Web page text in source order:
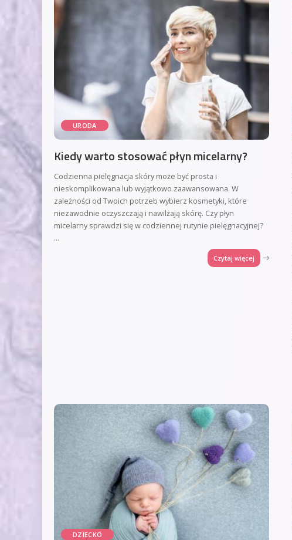
URODA
Kiedy warto stosować płyn micelarny?
Codzienna pielęgnacja skóry może być prosta i
nieskomplikowana lub wyjątkowo zaawansowana. W
zależności od Twoich potrzeb wybierz kosmetyki, które
niezawodnie oczyszczają i nawilżają skórę. Czy płyn
micelarny sprawdzi się w codziennej rutynie pielęgnacyjnej?
...
Czytaj więcej
DZIECKO